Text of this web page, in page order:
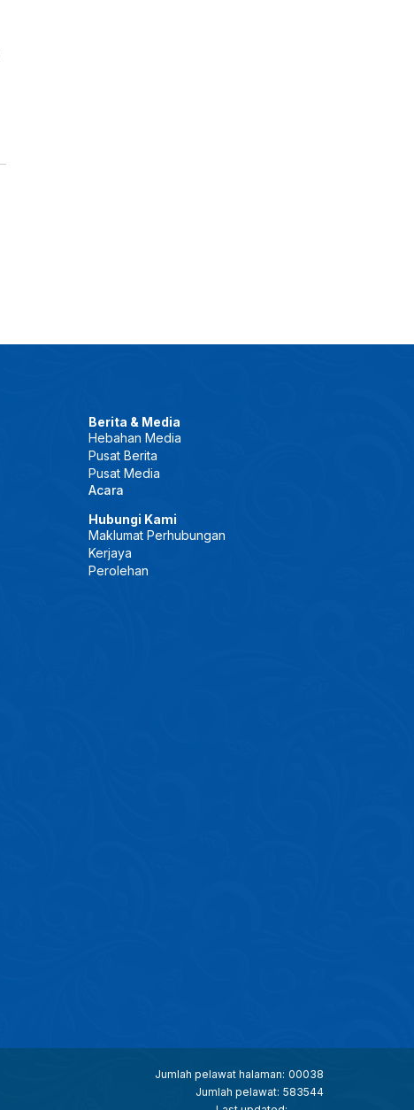
Berita & Media
Hebahan Media
Pusat Berita
Pusat Media
Acara
Hubungi Kami
Maklumat Perhubungan
Kerjaya
Perolehan
Jumlah pelawat halaman: 00038
Jumlah pelawat: 583544